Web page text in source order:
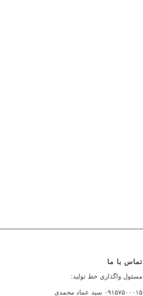
تماس با ما
مسئول واگذاري خط توليد:
۰۹۱۵۷۵۰۰۰۱۵ سید عماد محمدی